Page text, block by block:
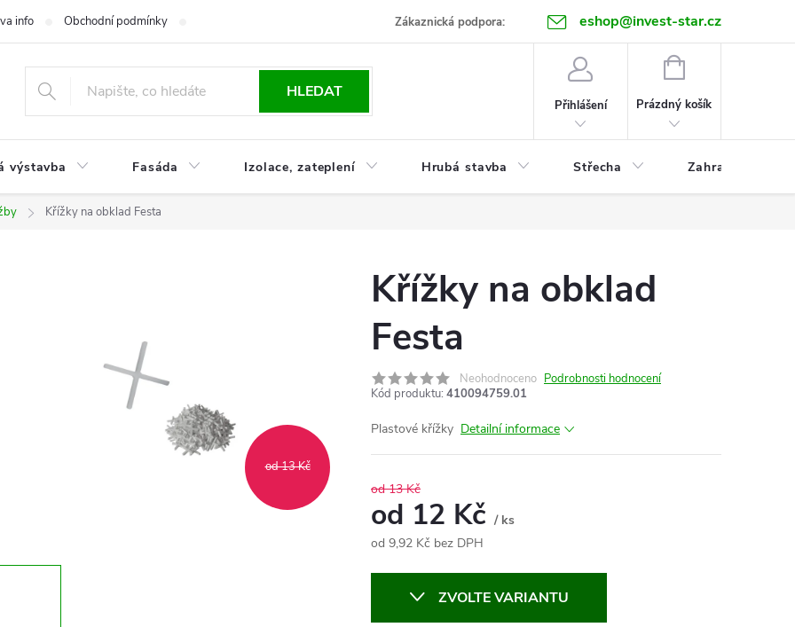
Zákaznická podpora: eshop@invest-star.cz
info Obchodní podmínky Kontakt
HLEDAT
Přihlášení
NÁKUPNÍ
Prázdný košík
výstavba Fasáda Izolace, zateplení Hrubá stavba Střecha Zahrada
Křížky na obklad Festa
od 13 Kč
Křížky na obklad
Festa
Neohodnoceno Podrobnosti hodnocení
Kód produktu: 410094759.01
Plastové křížky Detailní informace
od 13 Kč
od 12 Kč / ks
od 9,92 Kč bez DPH
ZVOLTE VARIANTU